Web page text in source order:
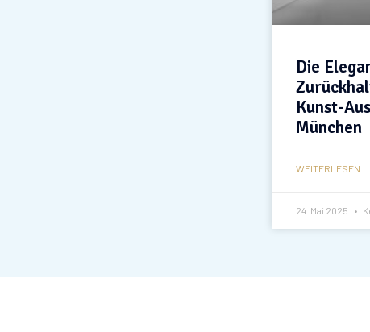
Die
Kunst-
München
WEITERLESEN...
24. Mai 2025